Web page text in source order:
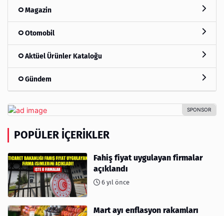
Magazin
Otomobil
Aktüel Ürünler Kataloğu
Gündem
POPÜLER İÇERIKLER
Fahiş fiyat uygulayan firmalar
açıklandı
6 yıl önce
Mart ayı enflasyon rakamları